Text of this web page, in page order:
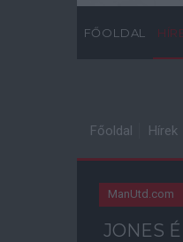
FŐOLDAL
Főoldal Hírek
ManUtd.com
JONES